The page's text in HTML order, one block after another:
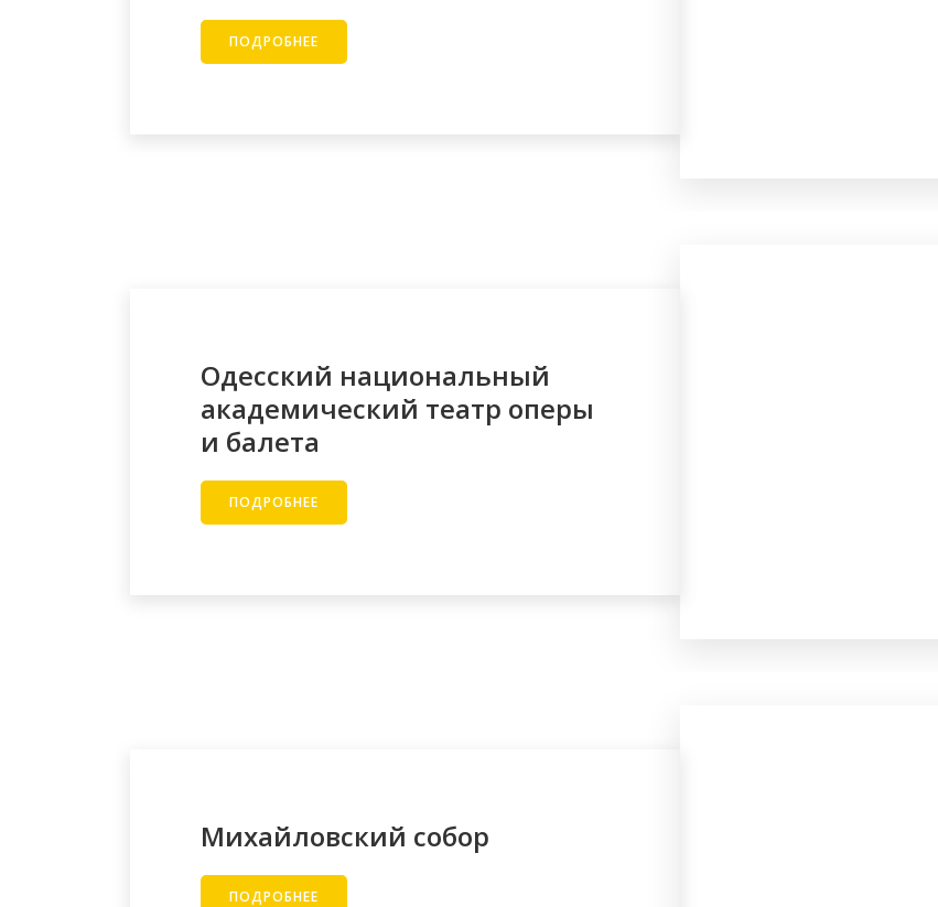
ПОДРОБНЕЕ
Одесский национальный
академический театр оперы
и балета
ПОДРОБНЕЕ
Михайловский собор
ПОДРОБНЕЕ